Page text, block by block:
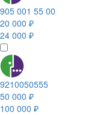
905 001 55 00
20 000 ₽
24 000 ₽
9210050555
50 000 ₽
100 000 ₽